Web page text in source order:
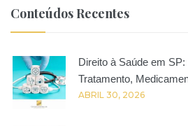
Conteúdos Recentes
Direito à Saúde em
Tratamento,
ABRIL 30, 2026